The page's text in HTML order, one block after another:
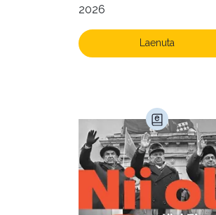
2026
Laenuta